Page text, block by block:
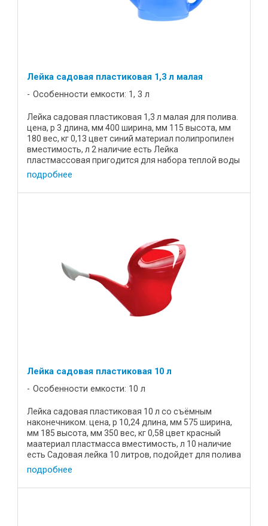
Лейка садовая пластиковая 1,3 л малая
Особенности емкости: 1, 3 л
Лейка садовая пластиковая 1,3 л малая для полива.
цена, р 3 длина, мм 400 ширина, мм 115 высота, мм
180 вес, кг 0,13 цвет синий материал полипропилен
вместимость, л 2 наличие есть Лейка
пластмассовая пригодится для набора теплой воды
из бочки и ...
подробнее
Лейка садовая пластиковая 10 л
Особенности емкости: 10 л
Лейка садовая пластиковая 10 л со съёмным
наконечником. цена, р 10,24 длина, мм 575 ширина,
мм 185 высота, мм 350 вес, кг 0,58 цвет красный
маатериал пластмасса вместимость, л 10 наличие
есть Садовая лейка 10 литров, подойдет для полива
растений на ...
подробнее